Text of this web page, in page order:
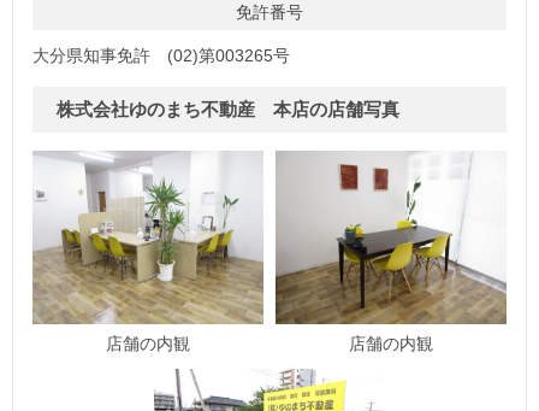
免許番号
大分県知事免許 (02)第003265号
株式会社ゆのまち不動産 本店の店舗写真
店舗の内観 店舗の内観